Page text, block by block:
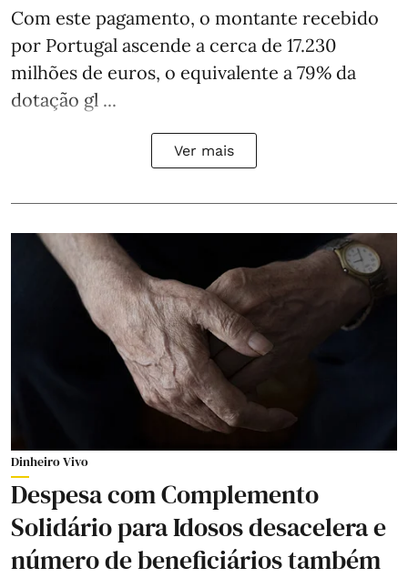
Com este pagamento, o montante recebido
por Portugal ascende a cerca de 17.230
milhões de euros, o equivalente a 79% da
dotação gl ...
Ver mais
Dinheiro Vivo
Despesa com Complemento
Solidário para Idosos desacelera e
número de beneficiários também